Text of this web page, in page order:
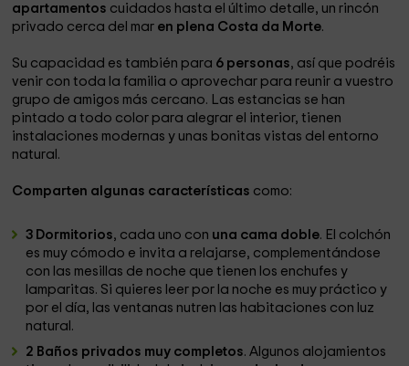
apartamentos cuidados hasta el último detalle, un rincón
privado cerca del mar en plena Costa da Morte.
Su capacidad es también para 6 personas, así que podréis
venir con toda la familia o aprovechar para reunir a vuestro
grupo de amigos más cercano. Las estancias se han
pintado a todo color para alegrar el interior, tienen
instalaciones modernas y unas bonitas vistas del entorno
natural.
Comparten algunas características como:
3 Dormitorios, cada uno con una cama doble. El colchón
es muy cómodo e invita a relajarse, complementándose
con las mesillas de noche que tienen los enchufes y
lamparitas. Si quieres leer por la noche es muy práctico y
por el día, las ventanas nutren las habitaciones con luz
natural.
2 Baños privados muy completos. Algunos alojamientos